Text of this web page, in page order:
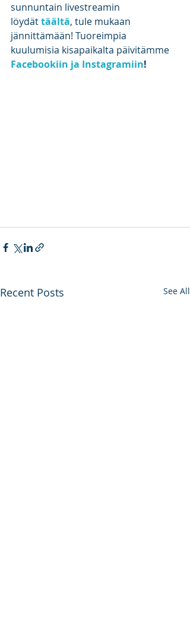
sunnuntain livestreamin
löydät täältä, tule mukaan
jännittämään! Tuoreimpia
kuulumisia kisapaikalta päivitämme
Facebookiin ja Instagramiin!
Recent Posts See All